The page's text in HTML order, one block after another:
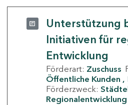
Unterstützung
Initiativen für
Entwicklung
Förderart: Zuschuss
Öffentliche Kunden
Förderzweck:
Regionalentwicklung